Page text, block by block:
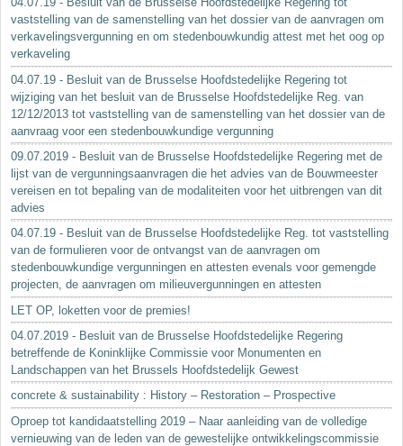
vaststelling van de samenstelling van het dossier van de aanvragen om
verkavelingsvergunning en om stedenbouwkundig attest met het oog op
verkaveling
04.07.19 - Besluit van de Brusselse Hoofdstedelijke Regering tot
wijziging van het besluit van de Brusselse Hoofdstedelijke Reg. van
12/12/2013 tot vaststelling van de samenstelling van het dossier van de
aanvraag voor een stedenbouwkundige vergunning
09.07.2019 - Besluit van de Brusselse Hoofdstedelijke Regering met de
lijst van de vergunningsaanvragen die het advies van de Bouwmeester
vereisen en tot bepaling van de modaliteiten voor het uitbrengen van dit
advies
04.07.19 - Besluit van de Brusselse Hoofdstedelijke Reg. tot vaststelling
van de formulieren voor de ontvangst van de aanvragen om
stedenbouwkundige vergunningen en attesten evenals voor gemengde
projecten, de aanvragen om milieuvergunningen en attesten
LET OP, loketten voor de premies!
04.07.2019 - Besluit van de Brusselse Hoofdstedelijke Regering
betreffende de Koninklijke Commissie voor Monumenten en
Landschappen van het Brussels Hoofdstedelijk Gewest
concrete & sustainability : History – Restoration – Prospective
Oproep tot kandidaatstelling 2019 – Naar aanleiding van de volledige
vernieuwing van de leden van de gewestelijke ontwikkelingscommissie